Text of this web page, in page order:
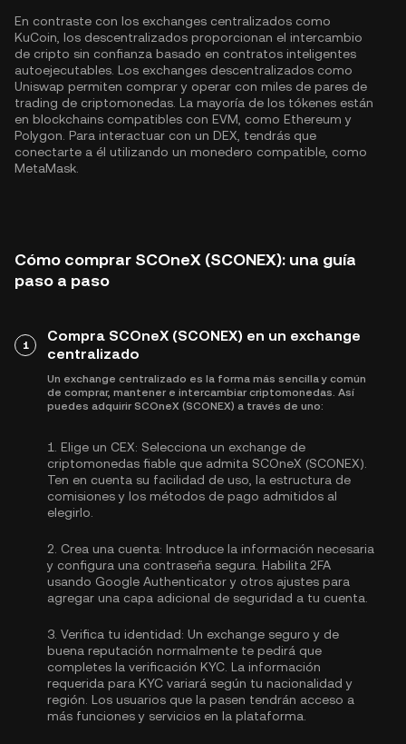
En contraste con los exchanges centralizados como
KuCoin, los descentralizados proporcionan el intercambio
de cripto sin confianza basado en contratos inteligentes
autoejecutables. Los exchanges descentralizados como
Uniswap permiten comprar y operar con miles de pares de
trading de criptomonedas. La mayoría de los tókenes están
en blockchains compatibles con EVM, como Ethereum y
Polygon . Para interactuar con un DEX, tendrás que
conectarte a él utilizando un monedero compatible, como
MetaMask.
Cómo comprar SCOneX (SCONEX): una guía
paso a paso
1
Compra SCOneX (SCONEX) en un exchange
centralizado
Un exchange centralizado es la forma más sencilla y común
de comprar, mantener e intercambiar criptomonedas. Así
puedes adquirir SCOneX (SCONEX) a través de uno:
1. Elige un CEX: Selecciona un exchange de
criptomonedas fiable que admita SCOneX (SCONEX).
Ten en cuenta su facilidad de uso, la estructura de
comisiones y los métodos de pago admitidos al
elegirlo.
2. Crea una cuenta: Introduce la información necesaria
y configura una contraseña segura. Habilita 2FA
usando Google Authenticatory otros ajustes para
agregar una capa adicional de seguridad a tu cuenta.
3. Verifica tu identidad: Un exchange seguro y de
buena reputación normalmente te pedirá que
completes la verificación KYC. La información
requerida para KYC variará según tu nacionalidad y
región. Los usuarios que la pasen tendrán acceso a
más funciones y servicios en la plataforma.